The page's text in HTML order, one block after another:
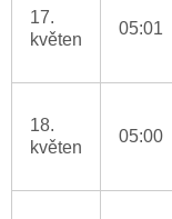
17.
květen
05:01
18.
květen
05:00